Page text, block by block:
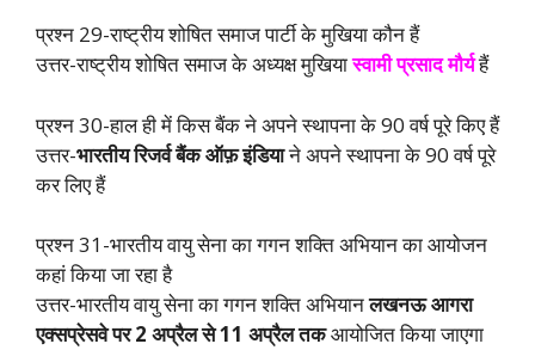
प्रश्न 29-राष्ट्रीय शोषित समाज पार्टी के मुखिया कौन हैं
उत्तर-राष्ट्रीय शोषित समाज के अध्यक्ष मुखियास्वामी प्रसाद मौर्यहैं
प्रश्न 30-हाल ही में किस बैंक ने अपने स्थापना के 90 वर्ष पूरे किए हैं
उत्तर-भारतीय रिजर्व बैंक ऑफ़ इंडियाने अपने स्थापना के 90 वर्ष पूरे
कर लिए हैं
प्रश्न 31-भारतीय वायु सेना का गगन शक्ति अभियान का आयोजन
कहां किया जा रहा है
उत्तर-भारतीय वायु सेना का गगन शक्ति अभियानलखनऊ आगरा
एक्सप्रेसवे पर 2 अप्रैल से 11 अप्रैल तकआयोजित किया जाएगा